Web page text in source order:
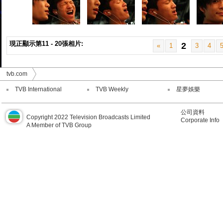
現正顯示第11 - 20張相片: « 1 2 3 4 5
tvb.com
TVB International TVB Weekly 星夢娛樂
Copyright 2022 Television Broadcasts Limited
A Member of TVB Group
公司資料
Corporate Info